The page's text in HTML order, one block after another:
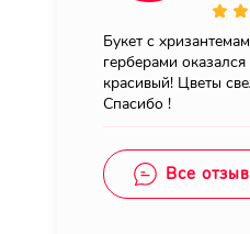
Букет с
герберами
красивый! Цветы
Спасибо !
Все